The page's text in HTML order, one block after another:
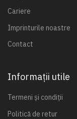
Cariere
Imprinturile noastre
Contact
Informații utile
Termeni și condiții
Politică de retur